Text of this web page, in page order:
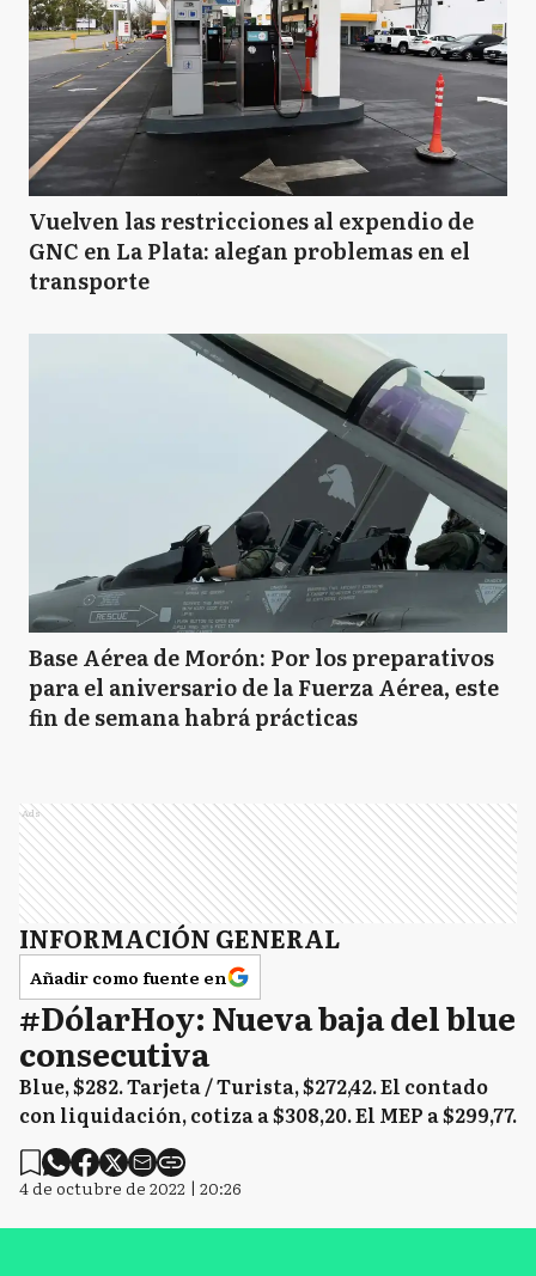
Vuelven las restricciones al expendio de
GNC en La Plata: alegan problemas en el
transporte
Base Aérea de Morón: Por los preparativos
para el aniversario de la Fuerza Aérea, este
fin de semana habrá prácticas
Ads
INFORMACIÓN GENERAL
Añadir como fuente en
#DólarHoy: Nueva baja del blue
consecutiva
Blue, $282. Tarjeta / Turista, $272,42. El contado
con liquidación, cotiza a $308,20. El MEP a $299,77.
4 de octubre de 2022 | 20:26